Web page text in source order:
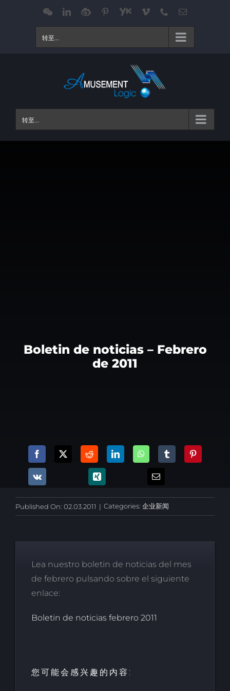
WeChatLinkedIn
Weibo Pinterest
Youku Vimeo Phone电
转至...
转至...
Boletin de noticias – Febrero
de 2011
Published On: 02.03.2011 | Categories: 企业新闻
Lea nuestro boletin de noticias del mes
de febrero pulsando sobre el siguiente
enlace:
Boletin de noticias febrero 2011
您可能会感兴趣的内容: